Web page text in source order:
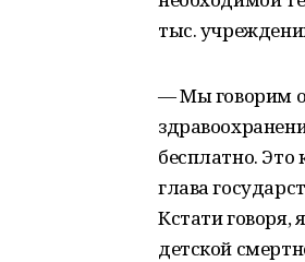
тыс.
— Мы говорим о
бесплатно. Это
глава
Кстати говоря,
детской